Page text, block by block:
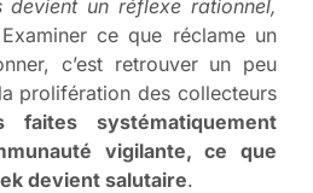
devient un réflexe rationnel,
ce que réclame un
c’est retrouver un peu
prolifération des collecteurs
faites systématiquement
vigilante, ce que
devient salutaire.